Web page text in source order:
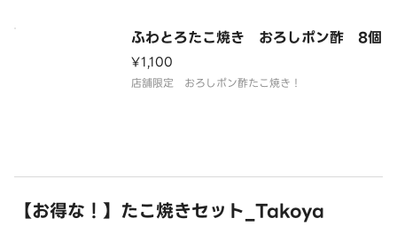
ふわとろたこ焼き おろしポン酢 8個
¥1,100
店舗限定 おろしポン酢たこ焼き！
【お得な！】たこ焼きセット_Takoya